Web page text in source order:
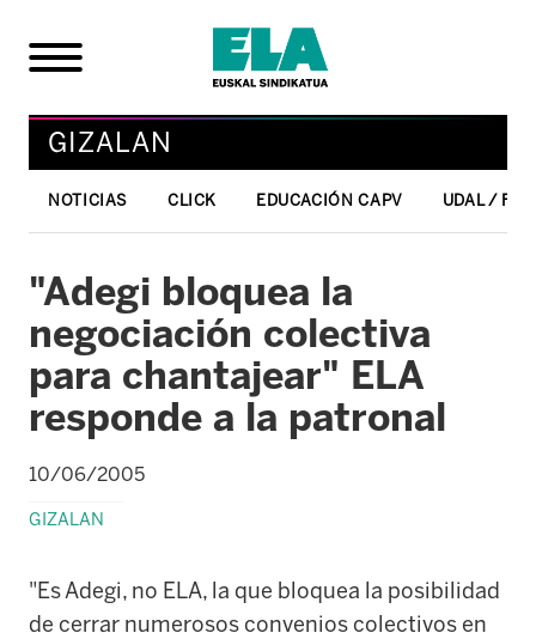
GIZALAN
NOTICIAS CLICK EDUCACIÓN CAPV UDAL /
"Adegi bloquea la
negociación colectiva
para chantajear" ELA
responde a la patronal
10/06/2005
GIZALAN
"Es Adegi, no ELA, la que bloquea la posibilidad
de cerrar numerosos convenios colectivos en